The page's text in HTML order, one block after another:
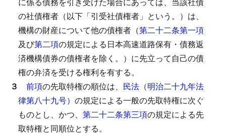
の社債権者（以下「引受社債権者」という。）は、
機構の財産について他の債権者（第二十二条第一項
及び第二項の規定による日本高速道路保有・債務返
済機構債券の債権者を除く。）に先立って自己の債
権の弁済を受ける権利を有する。
３ 前項の先取特権の順位は、 民法（明治二十九年法
律第八十九号） の規定による一般の先取特権に次ぐ
ものとし、かつ、 第二十二条第三項の規定による先
取特権と同順位とする。